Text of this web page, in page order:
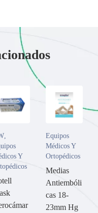
Y
Equipos
Médicos Y
Ortopédicos
Medias
Antiembóli
cas 18-
23mm Hg